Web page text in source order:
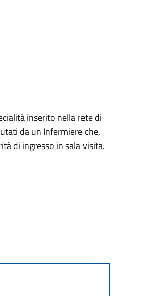
inserito nella rete di
da un Infermiere che,
di ingresso in sala visita.